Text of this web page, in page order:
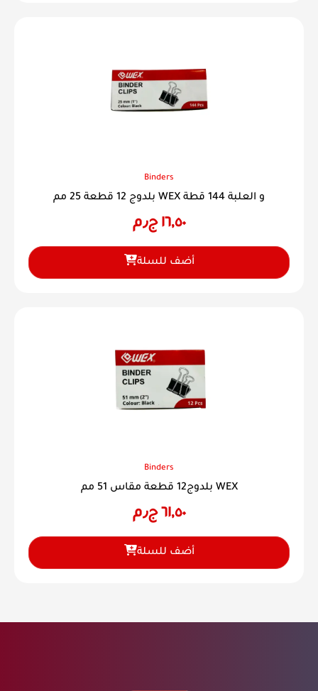
Binders
بلدوج 12 قطعة 25 مم WEX و العلبة 144 قطة
١٦,٥٠ ج٫م
أضف للسلة
Binders
بلدوج12 قطعة مقاس 51 مم WEX
٦١,٥٠ ج٫م
أضف للسلة